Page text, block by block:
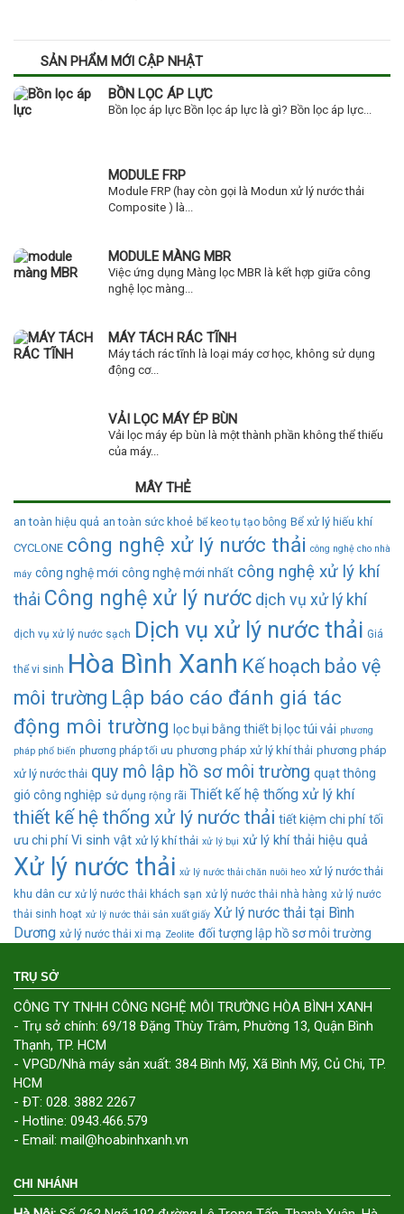
SẢN PHẨM MỚI CẬP NHẬT
BỒN LỌC ÁP LỰC
Bồn lọc áp lực Bồn lọc áp lực là gì? Bồn lọc áp lực...
MODULE FRP
Module FRP (hay còn gọi là Modun xử lý nước thải
Composite ) là...
MODULE MÀNG MBR
Việc ứng dụng Màng lọc MBR là kết hợp giữa công
nghệ lọc màng...
MÁY TÁCH RÁC TĨNH
Máy tách rác tĩnh là loại máy cơ học, không sử dụng
động cơ...
VẢI LỌC MÁY ÉP BÙN
Vải lọc máy ép bùn là một thành phần không thể thiếu
của máy...
MÂY THẺ
an toàn hiệu quả an toàn sức khoẻ bể keo tụ tạo bông Bể xử lý hiếu khí
CYCLONE công nghệ xử lý nước thải công nghệ cho nhà
máy công nghệ mới công nghệ mới nhất công nghệ xử lý khí
thải Công nghệ xử lý nước dịch vụ xử lý khí
dịch vụ xử lý nước sạch Dịch vụ xử lý nước thải Giá
thể vi sinh Hòa Bình Xanh Kế hoạch bảo vệ
môi trường Lập báo cáo đánh giá tác
động môi trường lọc bụi bằng thiết bị lọc túi vải phương
pháp phổ biến phương pháp tối ưu phương pháp xử lý khí thải phương pháp
xử lý nước thải quy mô lập hồ sơ môi trường quạt thông
gió công nghiệp sử dụng rộng rãi Thiết kế hệ thống xử lý khí
thiết kế hệ thống xử lý nước thải tiết kiệm chi phí tối
ưu chi phí Vi sinh vật xử lý khí thải xử lý bụi xử lý khí thải hiệu quả
Xử lý nước thải xử lý nước thải chăn nuôi heo xử lý nước thải
khu dân cư xử lý nước thải khách sạn xử lý nước thải nhà hàng xử lý nước
thải sinh hoạt xử lý nước thải sản xuất giấy Xử lý nước thải tại Bình
Dương xử lý nước thải xi mạ Zeolite đối tượng lập hồ sơ môi trường
TRỤ SỞ
CÔNG TY TNHH CÔNG NGHỆ MÔI TRƯỜNG HÒA BÌNH XANH
- Trụ sở chính: 69/18 Đặng Thùy Trâm, Phường 13, Quận Bình
Thạnh, TP. HCM
- VPGD/Nhà máy sản xuất: 384 Bình Mỹ, Xã Bình Mỹ, Củ Chi, TP.
HCM
- ĐT: 028. 3882 2267
- Hotline: 0943.466.579
- Email: mail@hoabinhxanh.vn
CHI NHÁNH